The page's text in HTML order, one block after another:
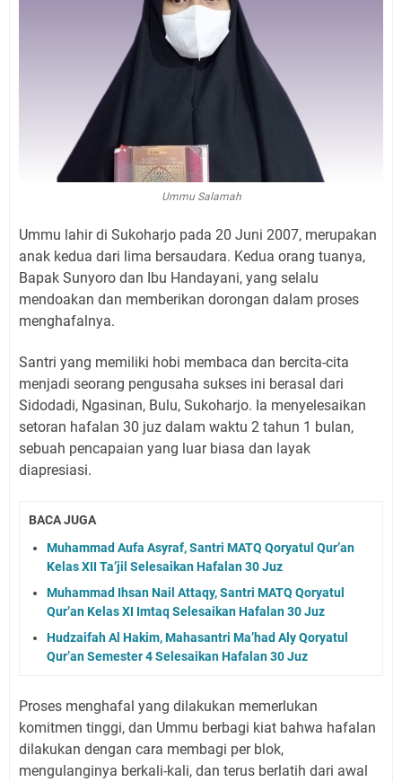
Ummu Salamah
Ummu lahir di Sukoharjo pada 20 Juni 2007, merupakan
anak kedua dari lima bersaudara. Kedua orang tuanya,
Bapak Sunyoro dan Ibu Handayani, yang selalu
mendoakan dan memberikan dorongan dalam proses
menghafalnya.
Santri yang memiliki hobi membaca dan bercita-cita
menjadi seorang pengusaha sukses ini berasal dari
Sidodadi, Ngasinan, Bulu, Sukoharjo. Ia menyelesaikan
setoran hafalan 30 juz dalam waktu 2 tahun 1 bulan,
sebuah pencapaian yang luar biasa dan layak
diapresiasi.
BACA JUGA
Muhammad Aufa Asyraf, Santri MATQ Qoryatul Qur’an
Kelas XII Ta’jil Selesaikan Hafalan 30 Juz
Muhammad Ihsan Nail Attaqy, Santri MATQ Qoryatul
Qur’an Kelas XI Imtaq Selesaikan Hafalan 30 Juz
Hudzaifah Al Hakim, Mahasantri Ma’had Aly Qoryatul
Qur’an Semester 4 Selesaikan Hafalan 30 Juz
Proses menghafal yang dilakukan memerlukan
komitmen tinggi, dan Ummu berbagi kiat bahwa hafalan
dilakukan dengan cara membagi per blok,
mengulanginya berkali-kali, dan terus berlatih dari awal